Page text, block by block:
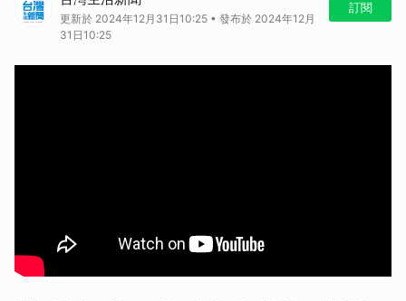
更新於 2024年12月31日10:25 • 發布於 2024年12月
31日10:25
訂閱